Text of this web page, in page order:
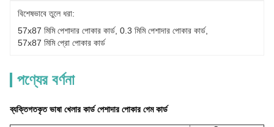
বিশেষভাবে তুলে ধরা:
57x87 মিমি পেশাদার পোকার কার্ড, 0.3 মিমি পেশাদার পোকার কার্ড,
57x87 মিমি প্রো পোকার কার্ড
পণ্যের বর্ণনা
ব্যক্তিগতকৃত ভাষা খেলার কার্ড পেশাদার পোকার গেম কার্ড